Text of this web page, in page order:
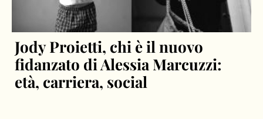
Jody Proietti, chi è il nuovo
fidanzato di Alessia Marcuzzi:
età, carriera, social